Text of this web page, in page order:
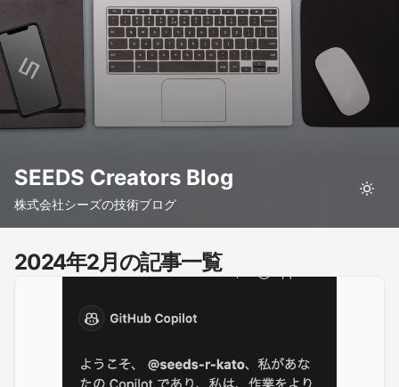
SEEDS Creators Blog
株式会社シーズの技術ブログ
2024年2月の記事一覧